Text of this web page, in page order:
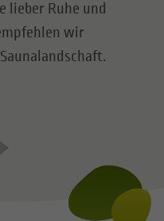
lieber Ruhe und
wir